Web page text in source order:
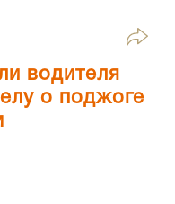
водителя
о поджоге